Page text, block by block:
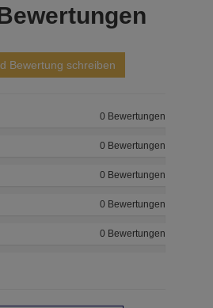
Bewertung schreiben
0 Bewertungen
0 Bewertungen
0 Bewertungen
0 Bewertungen
0 Bewertungen